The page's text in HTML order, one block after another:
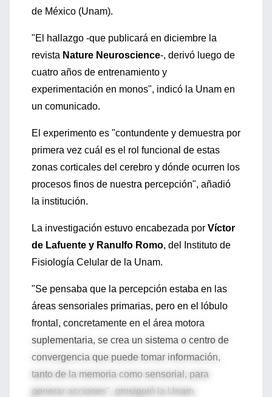
de México (Unam).
"El hallazgo -que publicará en diciembre la
revista Nature Neuroscience-, derivó luego de
cuatro años de entrenamiento y
experimentación en monos", indicó la Unam en
un comunicado.
El experimento es "contundente y demuestra por
primera vez cuál es el rol funcional de estas
zonas corticales del cerebro y dónde ocurren los
procesos finos de nuestra percepción", añadió
la institución.
La investigación estuvo encabezada por Víctor
de Lafuente y Ranulfo Romo, del Instituto de
Fisiología Celular de la Unam.
"Se pensaba que la percepción estaba en las
áreas sensoriales primarias, pero en el lóbulo
frontal, concretamente en el área motora
suplementaria, se crea un sistema o centro de
convergencia que puede tomar información,
tanto de la memoria como sensorial, para
generar acciones", prosiguió la Unam.